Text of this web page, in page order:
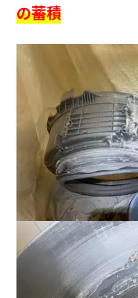
の蓄積